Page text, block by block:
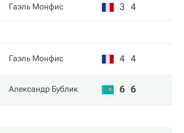
Гаэль Монфис 3 4
Гаэль Монфис 4 4
Александр Бублик 6 6